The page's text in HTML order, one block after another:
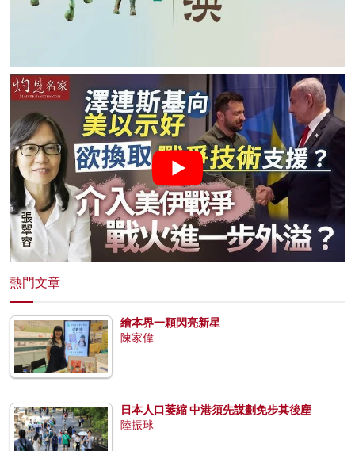
熱門文章
繪本界一顆閃亮新星
陳家偉
日本人口萎縮 中港須先謀劃免步其後塵
陸振球